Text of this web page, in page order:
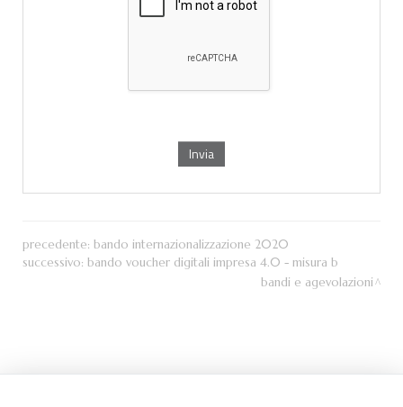
precedente: bando internazionalizzazione 2020
successivo: bando voucher digitali impresa 4.0 - misura b
bandi e agevolazioni